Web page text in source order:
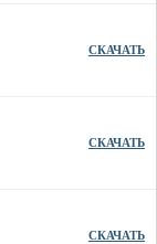
СКАЧАТЬ
СКАЧАТЬ
СКАЧАТЬ